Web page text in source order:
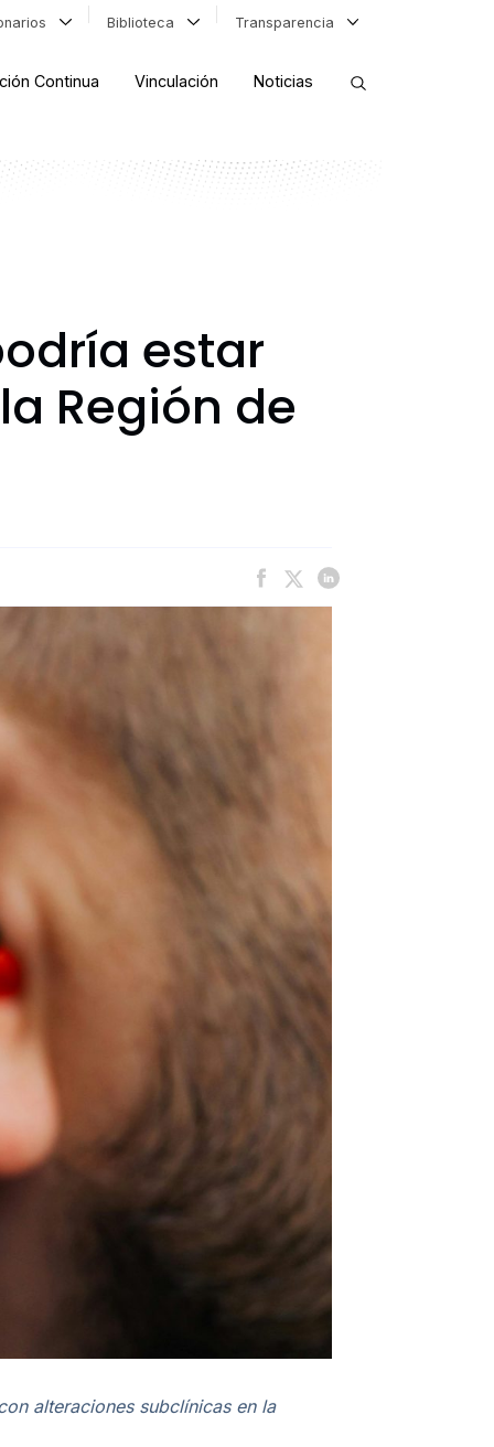
Biblioteca Transparencia
Continua Vinculación Noticias
estar
Región de
alteraciones subclínicas en la